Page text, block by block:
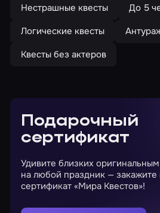
Нестрашные квесты
До 5
Логические квесты
Квесты без актеров
Подарочный
сертификат
Удивите близких
на любой праздник —
сертификат «Мира Квестов»!